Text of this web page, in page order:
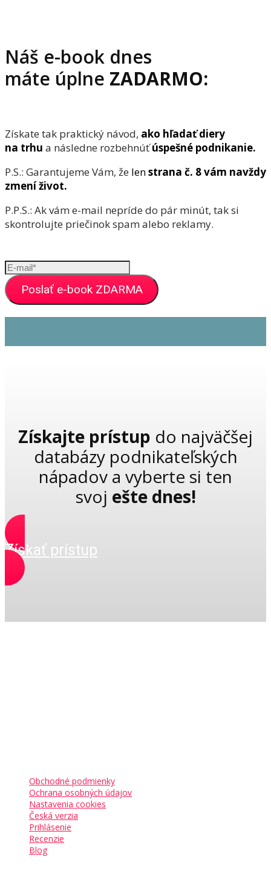
Náš e-book dnes
máte úplne ZADARMO:
Získate tak praktický návod, ako hľadať diery
na trhu a následne rozbehnúť úspešné podnikanie.
P.S.: Garantujeme Vám, že lenstrana č. 8 vám navždy
zmení život.
P.P.S.: Ak vám e-mail nepríde do pár minút, tak si
skontrolujte priečinok spam alebo reklamy.
Poslať e-book ZDARMA
Získajte prístup do najväčšej
databázy podnikateľských
nápadov a vyberte si ten
svoj ešte dnes!
Získať prístup
Obchodné podmienky
Ochrana osobných údajov
Nastavenia cookies
Česká verzia
Prihlásenie
Recenzie
Blog